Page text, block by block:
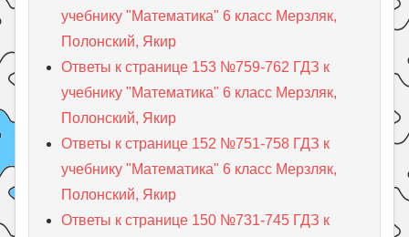
учебнику "Математика" 6 класс Мерзляк,
Полонский, Якир
Ответы к странице 153 №759-762 ГДЗ к
учебнику "Математика" 6 класс Мерзляк,
Полонский, Якир
Ответы к странице 152 №751-758 ГДЗ к
учебнику "Математика" 6 класс Мерзляк,
Полонский, Якир
Ответы к странице 150 №731-745 ГДЗ к